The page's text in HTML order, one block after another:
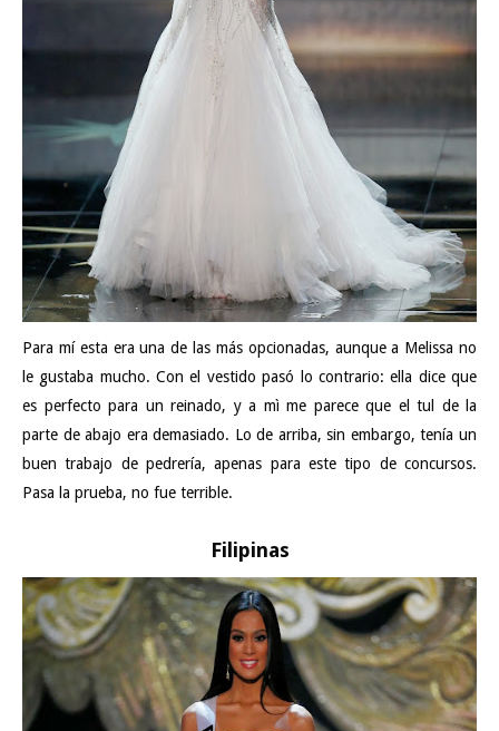
Para mí esta era una de las más opcionadas, aunque a Melissa no
le gustaba mucho. Con el vestido pasó lo contrario: ella dice que
es perfecto para un reinado, y a mì me parece que el tul de la
parte de abajo era demasiado. Lo de arriba, sin embargo, tenía un
buen trabajo de pedrería, apenas para este tipo de concursos.
Pasa la prueba, no fue terrible.
Filipinas